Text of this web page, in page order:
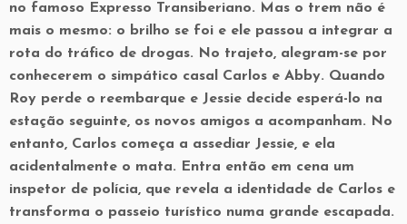
no famoso Expresso Transiberiano. Mas o trem não é
mais o mesmo: o brilho se foi e ele passou a integrar a
rota do tráfico de drogas. No trajeto, alegram-se por
conhecerem o simpático casal Carlos e Abby. Quando
Roy perde o reembarque e Jessie decide esperá-lo na
estação seguinte, os novos amigos a acompanham. No
entanto, Carlos começa a assediar Jessie, e ela
acidentalmente o mata. Entra então em cena um
inspetor de polícia, que revela a identidade de Carlos e
transforma o passeio turístico numa grande escapada.